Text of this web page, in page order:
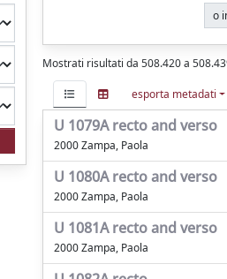
o
Mostrati risultati da 508.420 a
esporta metadati
U 1079A recto and verso
2000 Zampa, Paola
U 1080A recto and verso
2000 Zampa, Paola
U 1081A recto and verso
2000 Zampa, Paola